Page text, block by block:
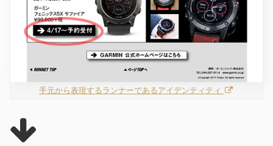
手元から表現するランナーであるアイデンティティ